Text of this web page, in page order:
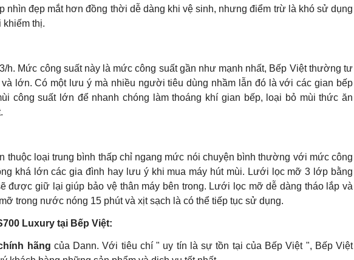
nhìn đẹp mắt hơn đồng thời dễ dàng khi vệ sinh, nhưng điểm trừ là khó sử dụng
thị.
h. Mức công suất này là mức công suất gần như mạnh nhất, Bếp Việt thường tư
lớn. Có một lưu ý mà nhiều người tiêu dùng nhầm lẫn đó là với các gian bếp
công suất lớn để nhanh chóng làm thoáng khí gian bếp, loại bỏ mùi thức ăn
thuộc loại trung bình thấp chỉ ngang mức nói chuyện bình thường với mức công
khá lớn các gia đình hay lưu ý khi mua máy hút mùi. Lưới lọc mỡ 3 lớp bằng
được giữ lại giúp bảo vệ thân máy bên trong. Lưới lọc mỡ dễ dàng tháo lắp và
trong nước nóng 15 phút và xịt sạch là có thể tiếp tục sử dụng.
Luxury tại Bếp Việt:
hãng của Dann. Với tiêu chí " uy tín là sự tồn tại của Bếp Việt ", Bếp Việt